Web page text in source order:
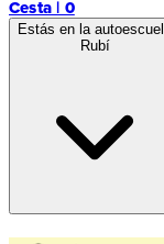
Cesta | 0
Estás en la
Rubí